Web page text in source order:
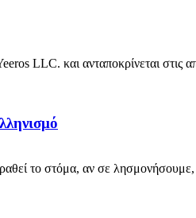
LLC. και ανταποκρίνεται στις
το στόμα, αν σε λησμονήσουμε,